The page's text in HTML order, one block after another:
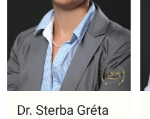
Dr. Sterba Gréta